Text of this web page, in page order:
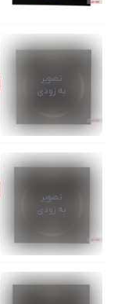
تصویر
به زودی
تصویر
به زودی